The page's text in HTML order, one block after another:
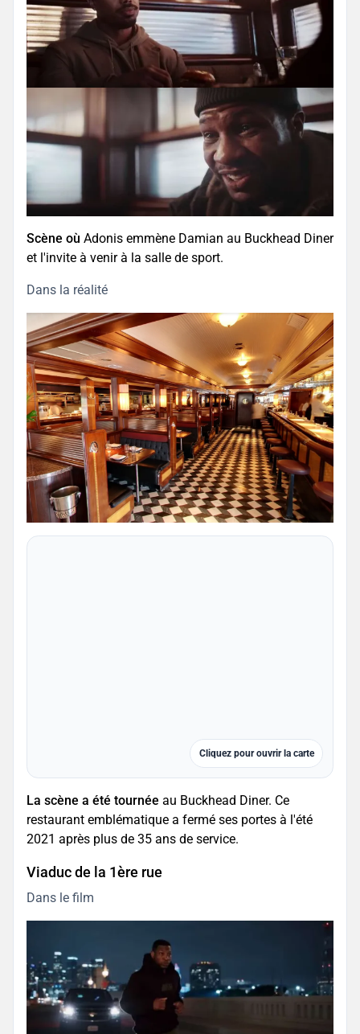
Scène où Adonis emmène Damian au Buckhead Diner
et l'invite à venir à la salle de sport.
Dans la réalité
Cliquez pour ouvrir la carte
La scène a été tournée au Buckhead Diner. Ce
restaurant emblématique a fermé ses portes à l'été
2021 après plus de 35 ans de service.
Viaduc de la 1ère rue
Dans le film